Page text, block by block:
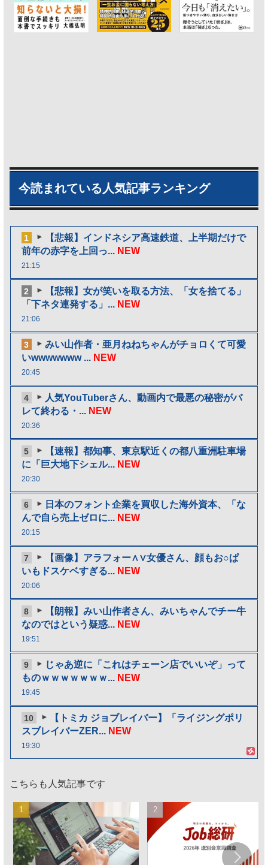
今読まれている人気記事ランキング
1
【悲報】インドネシア高速鉄道、上半期だけで
前年の赤字を上回っ... NEW
21:15
2
【悲報】女が笑いを取る方法、「女を捨てる」
「下ネタ連発する」... NEW
21:06
3
みい山作者・亜月ねねちゃんがチョロくて可愛
いwwwwwww ... NEW
20:45
4
人気YouTuberさん、動画内で最悪の秘密がバ
レて終わる・... NEW
20:36
5
【速報】都知事、東京駅近くの都八重洲駐車場
に「巨大地下シェル... NEW
20:30
6
日本のフォント企業を買収した海外資本、「な
んで自ら売上ゼロに... NEW
20:15
7
【画像】アラフォー∧∨女優さん、顔もお○ぱ
いもドスケベすぎる... NEW
20:06
8
【朗報】みい山作者さん、みいちゃんでチー牛
なのではという疑惑... NEW
19:51
9
じゃあ逆に「これはチェーン店でいいぞ」って
ものｗｗｗｗｗｗｗ... NEW
19:45
10
【トミカ ジョブレイバー】「ライジングポリ
スブレイバーZER... NEW
19:30
こちらも人気記事です